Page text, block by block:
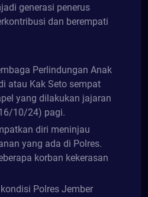
generasi penerus
dan berempati
Perlindungan Anak
atau Kak Seto sempat
yang dilakukan jajaran
10/24) pagi.
diri meninjau
yang ada di Polres.
korban kekerasan
Polres Jember